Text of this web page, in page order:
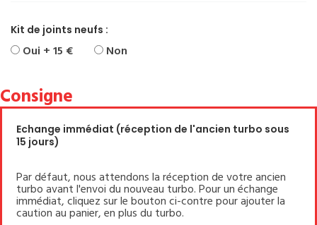
Kit de joints neufs :
Oui + 15 € Non
Consigne
Echange immédiat (réception de l'ancien turbo sous
15 jours)
Par défaut, nous attendons la réception de votre ancien
turbo avant l'envoi du nouveau turbo. Pour un échange
immédiat, cliquez sur le bouton ci-contre pour ajouter la
caution au panier, en plus du turbo.